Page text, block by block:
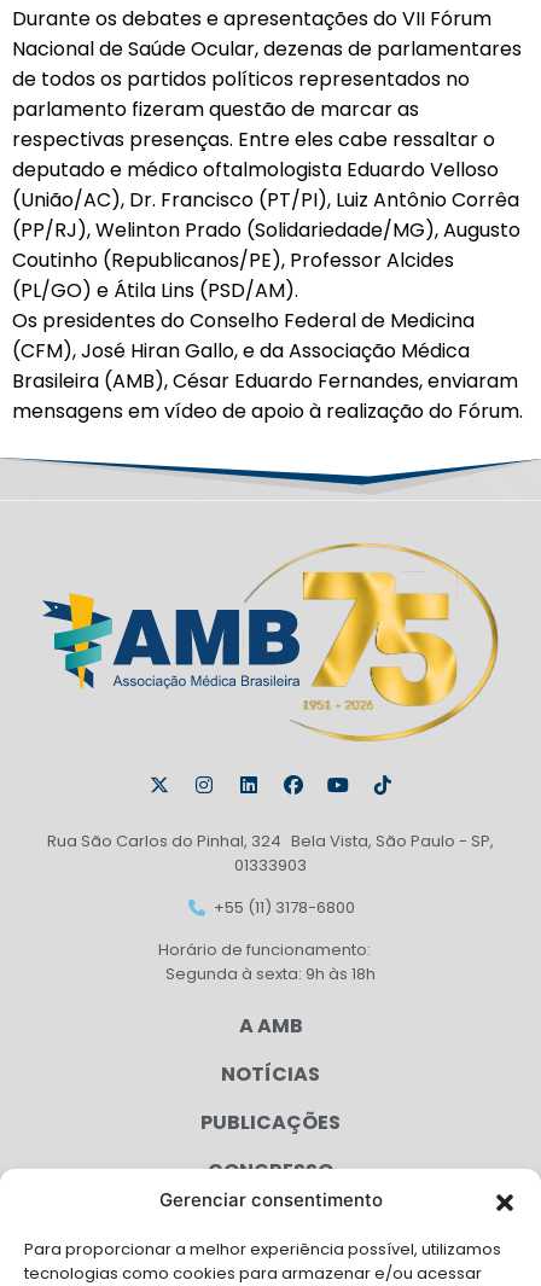
Gerenciar consentimento
Para proporcionar a melhor experiência possível, utilizamos
tecnologias como cookies para armazenar e/ou acessar
Durante os debates e apresentações do VII Fórum
Nacional de Saúde Ocular, dezenas de parlamentares
de todos os partidos políticos representados no
parlamento fizeram questão de marcar as
respectivas presenças. Entre eles cabe ressaltar o
deputado e médico oftalmologista Eduardo Velloso
(União/AC), Dr. Francisco (PT/PI), Luiz Antônio Corrêa
(PP/RJ), Welinton Prado (Solidariedade/MG), Augusto
Coutinho (Republicanos/PE), Professor Alcides
(PL/GO) e Átila Lins (PSD/AM).
Os presidentes do Conselho Federal de Medicina
(CFM), José Hiran Gallo, e da Associação Médica
Brasileira (AMB), César Eduardo Fernandes, enviaram
mensagens em vídeo de apoio à realização do Fórum.
Rua São Carlos do Pinhal, 324 Bela Vista, São Paulo - SP,
01333903
+55 (11) 3178-6800
Horário de funcionamento:
Segunda à sexta: 9h às 18h
A AMB
NOTÍCIAS
PUBLICAÇÕES
CONGRESSO
CAMPANHAS